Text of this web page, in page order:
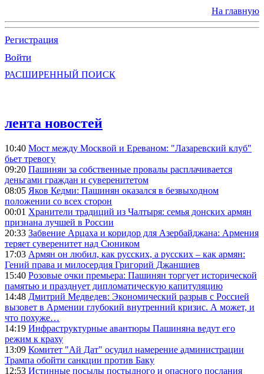
На главную
Регистрация
Войти
РАСШИРЕННЫЙ ПОИСК
лента новостей
10:40 Мост между Москвой и Ереваном: "Лазаревский клуб"
бьет тревогу
09:20 Пашинян за собственные провалы расплачивается
деньгами граждан и суверенитетом
08:05 Яков Кедми: Пашинян оказался в безвыходном
положении со всех сторон
00:01 Хранители традиций из Чалтыря: семья донских армян
признана лучшей в России
20:33 Забвение Арцаха и коридор для Азербайджана: Армения
теряет суверенитет над Сюником
17:03 Армян он любил, как русских, а русских – как армян:
Гений права и милосердия Григорий Джаншиев
15:40 Розовые очки премьера: Пашинян торгует исторической
памятью и празднует дипломатическую капитуляцию
14:48 Дмитрий Медведев: Экономический разрыв с Россией
вызовет в Армении глубокий внутренний кризис. А может, и
что похуже…
14:19 Инфраструктурные авантюры Пашиняна ведут его
режим к краху
13:09 Комитет "Ай Дат" осудил намерение администрации
Трампа обойти санкции против Баку
12:53 Истинные посылы постыдного и опасного послания